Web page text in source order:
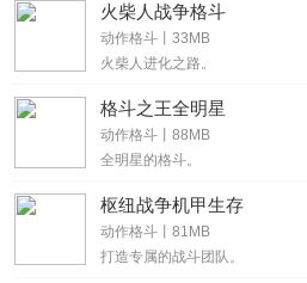
火柴人战争格斗
动作格斗丨33MB
火柴人进化之路。
格斗之王全明星
动作格斗丨88MB
全明星的格斗。
枢纽战争机甲生存
动作格斗丨81MB
打造专属的战斗团队。